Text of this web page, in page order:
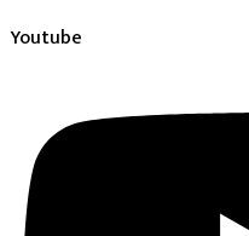
Youtube